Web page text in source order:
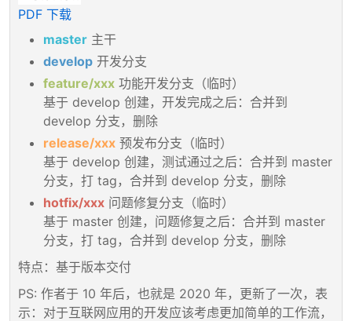
PDF 下载
master 主干
develop 开发分支
feature/xxx 功能开发分支（临时）
基于 develop 创建，开发完成之后：合并到
develop 分支，删除
release/xxx 预发布分支（临时）
基于 develop 创建，测试通过之后：合并到 master
分支，打 tag，合并到 develop 分支，删除
hotfix/xxx 问题修复分支（临时）
基于 master 创建，问题修复之后：合并到 master
分支，打 tag，合并到 develop 分支，删除
特点：基于版本交付
PS: 作者于 10 年后，也就是 2020 年，更新了一次，表
示：对于互联网应用的开发应该考虑更加简单的工作流，